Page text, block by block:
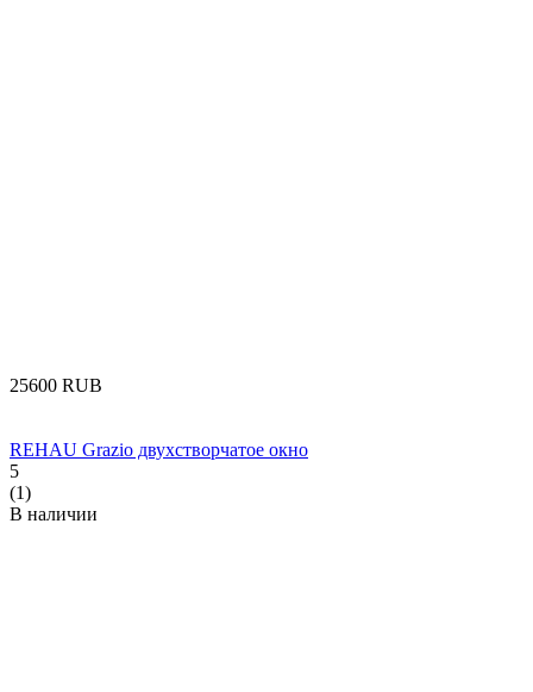
‍25600‍ RUB
REHAU Grazio двухстворчатое окно
5
(1)
В наличии